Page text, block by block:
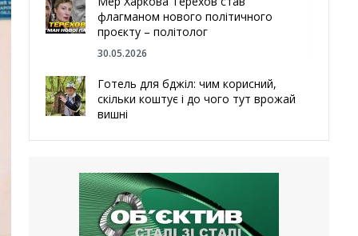
флагманом нового політичного
проєкту – політолог
30.05.2026
Готель для бджіл: чим корисний,
скільки коштує і до чого тут врожай
вишні
Чугуєва, міста, яке встояло попри
все
21.05.2026